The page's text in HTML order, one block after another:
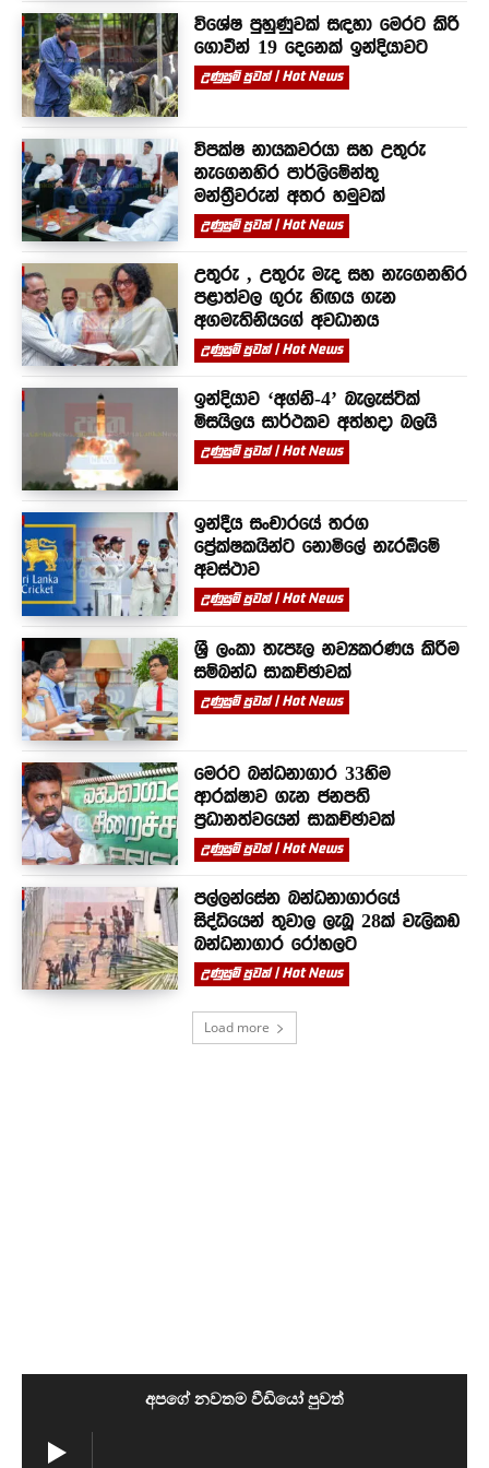
විශේෂ පුහුණුවක් සඳහා මෙරට කිරි
ගොවීන් 19 දෙනෙක් ඉන්දියාවට
උණුසුම් පුවත් | Hot News
විපක්ෂ නායකවරයා සහ උතුරු
නැගෙනහිර පාර්ලිමේන්තු
මන්ත්‍රීවරුන් අතර හමුවක්
උණුසුම් පුවත් | Hot News
උතුරු , උතුරු මැද සහ නැගෙනහිර
පළාත්වල ගුරු හිඟය ගැන
අගමැතිනියගේ අවධානය
උණුසුම් පුවත් | Hot News
ඉන්දියාව ‘අග්නි-4’ බැලැස්ටික්
මිසයිලය සාර්ථකව අත්හදා බලයි
උණුසුම් පුවත් | Hot News
ඉන්දීය සංචාරයේ තරග
ප්‍රේක්ෂකයින්ට නොමිලේ නැරඹීමේ
අවස්ථාව
උණුසුම් පුවත් | Hot News
ශ්‍රී ලංකා තැපෑල නව්‍යකරණය කිරීම
සම්බන්ධ සාකච්ඡාවක්
උණුසුම් පුවත් | Hot News
මෙරට බන්ධනාගාර 33හිම
ආරක්ෂාව ගැන ජනපති
ප්‍රධානත්වයෙන් සාකච්ඡාවක්
උණුසුම් පුවත් | Hot News
පල්ලන්සේන බන්ධනාගාරයේ
සිද්ධියෙන් තුවාල ලැබූ 28ක් වැලිකඩ
බන්ධනාගාර රෝහලට
උණුසුම් පුවත් | Hot News
Load more
අපගේ නවතම වීඩියෝ පුවත්